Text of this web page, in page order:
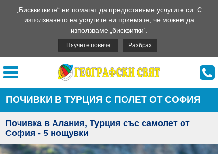
„Бисквитките“ ни помагат да предоставяме услугите си. С
използването на услугите ни приемате, че можем да
използваме „бисквитки“.
Научете повече Разбрах
ПОЧИВКИ В ТУРЦИЯ С ПОЛЕТ ОТ СОФИЯ
Почивка в Алания, Турция със самолет от
София - 5 нощувки